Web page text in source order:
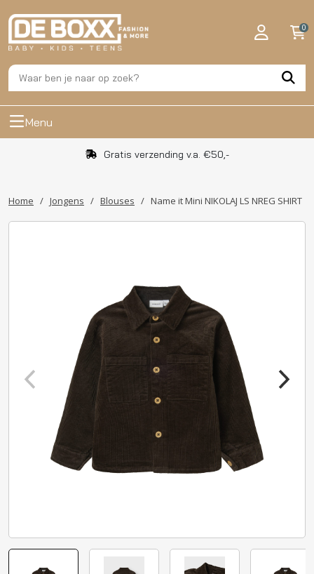
0
Menu
Gratis verzending v.a. €50,-
Home / Jongens / Blouses / Name it Mini NIKOLAJ LS NREG SHIRT